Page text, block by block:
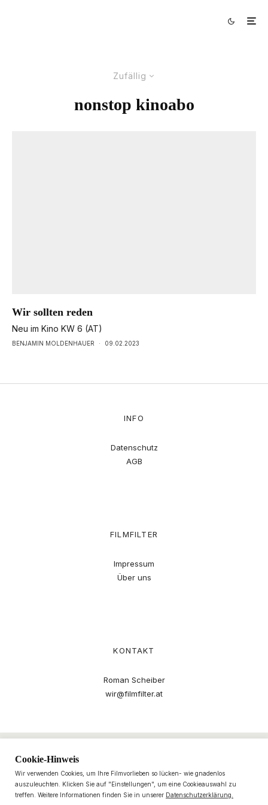
Zufällig
nonstop kinoabo
Wir sollten reden
Neu im Kino KW 6 (AT)
BENJAMIN MOLDENHAUER · 09.02.2023
INFO
Datenschutz
AGB
FILMFILTER
Impressum
Über uns
KONTAKT
Roman Scheiber
wir@filmfilter.at
Cookie-Hinweis
Wir verwenden Cookies, um Ihre Filmvorlieben so lücken- wie gnadenlos
auszuleuchten. Klicken Sie auf "Einstellungen", um eine Cookieauswahl zu
treffen. Weitere Informationen finden Sie in unserer Datenschutzerklärung.